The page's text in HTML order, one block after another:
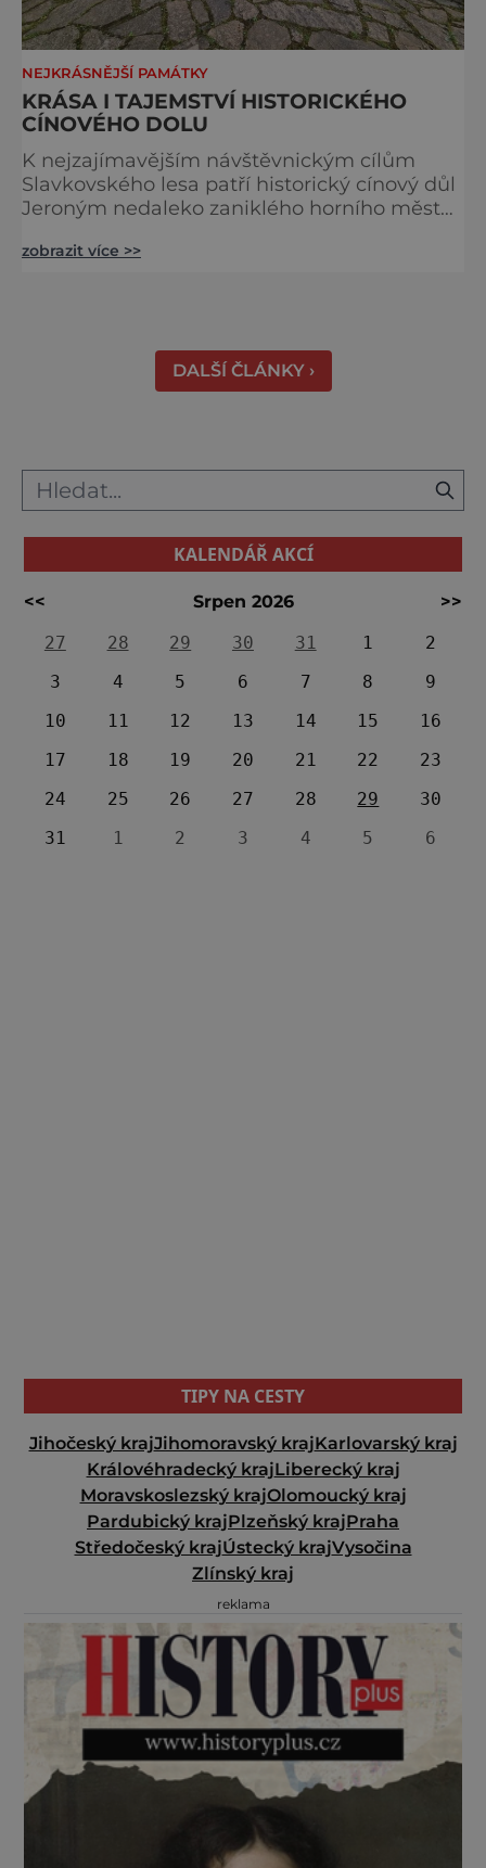
NEJKRÁSNĚJŠÍ PAMÁTKY
KRÁSA I TAJEMSTVÍ HISTORICKÉHO
CÍNOVÉHO DOLU
K nejzajímavějším návštěvnickým cílům
Slavkovského lesa patří historický cínový důl
Jeroným nedaleko zaniklého horního města
středověku. Národní kulturní památka je
práci tehdejších horníků. [gallery
ids="91631,91630,91632,91633,91634,91635,9
zobrazit více >>
DALŠÍ ČLÁNKY ›
KALENDÁŘ AKCÍ
<< Srpen 2026
>>
27
28 29 30 31 1
2
3
4 5 6 7 8
9
10
11 12 13 14 15
16
17
18 19 20 21 22
23
24
25 26 27 28 29
30
31
1 2 3 4 5 6
TIPY NA CESTY
Jihočeský krajJihomoravský krajKarlovarský kraj
Královéhradecký krajLiberecký kraj
Moravskoslezský krajOlomoucký kraj
Pardubický krajPlzeňský krajPraha
Středočeský krajÚstecký krajVysočina
Zlínský kraj
reklama